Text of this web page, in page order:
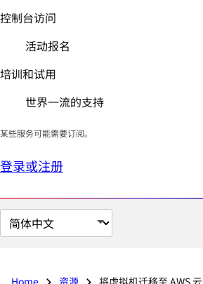
控制台访问
活动报名
培训和试用
世界一流的支持
某些服务可能需要订阅。
登录或注册
切
换
面Home 资源 将虚拟机迁移至 AWS 云